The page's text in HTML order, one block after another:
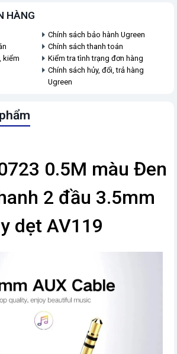
HÀNG
Chính sách bảo hành Ugreen
Chính sách thanh toán
kiểm
Kiểm tra tình trạng đơn hàng
Chính sách hủy, đổi, trả hàng
Ugreen
0.5M màu Đen
2 đầu 3.5mm
dẹt AV119